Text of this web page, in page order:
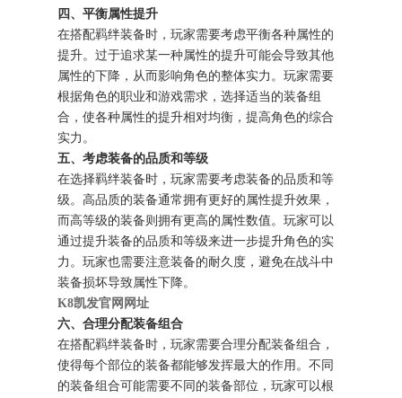
四、平衡属性提升
在搭配羁绊装备时，玩家需要考虑平衡各种属性的
提升。过于追求某一种属性的提升可能会导致其他
属性的下降，从而影响角色的整体实力。玩家需要
根据角色的职业和游戏需求，选择适当的装备组
合，使各种属性的提升相对均衡，提高角色的综合
实力。
五、考虑装备的品质和等级
在选择羁绊装备时，玩家需要考虑装备的品质和等
级。高品质的装备通常拥有更好的属性提升效果，
而高等级的装备则拥有更高的属性数值。玩家可以
通过提升装备的品质和等级来进一步提升角色的实
力。玩家也需要注意装备的耐久度，避免在战斗中
装备损坏导致属性下降。
K8凯发官网网址
六、合理分配装备组合
在搭配羁绊装备时，玩家需要合理分配装备组合，
使得每个部位的装备都能够发挥最大的作用。不同
的装备组合可能需要不同的装备部位，玩家可以根